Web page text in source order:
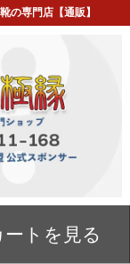
の専門店【通販】
ートを見る